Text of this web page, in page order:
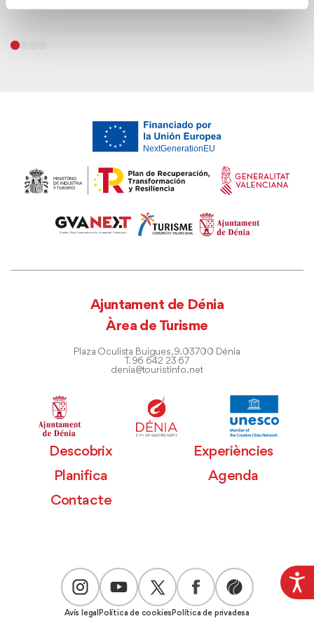
Ajuntament de Dénia
Àrea de Turisme
Plaza Oculista Buigues, 9. 03700 Dénia
T. 96 642 23 67
denia@touristinfo.net
Descobrix
Experiències
Planifica
Agenda
Contacte
Avís legal Política de cookies Política de privadesa